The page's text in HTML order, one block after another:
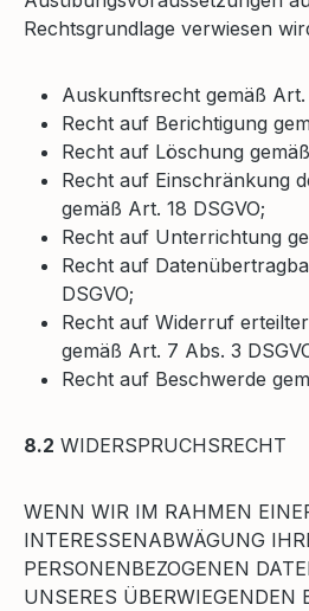
Rechtsgrundlage verwiesen
Auskunftsrecht gemäß Art.
Recht auf Berichtigung
Recht auf Löschung
Recht auf Einschränkung
gemäß Art. 18 DSGVO;
Recht auf Unterrichtung
Recht auf
DSGVO;
Recht auf Widerruf
gemäß Art. 7 Abs. 3
Recht auf Beschwerde
8.2 WIDERSPRUCHSRECHT
WENN WIR IM RAHMEN
INTERESSENABWÄGUNG
PERSONENBEZOGENEN
UNSERES ÜBERWIEGENDEN